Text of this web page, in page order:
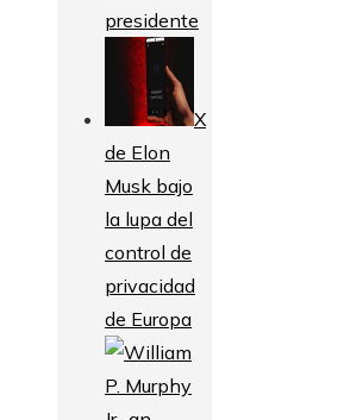
presidente
X
de Elon
Musk bajo
la lupa del
control de
privacidad
de Europa